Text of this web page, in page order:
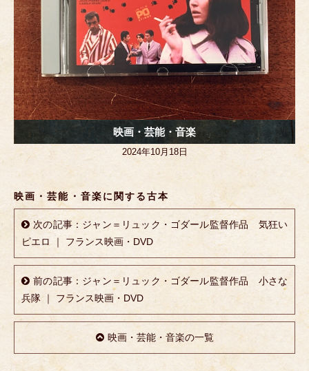
映画・芸能・音楽
2024年10月18日
映画・芸能・音楽に関する古本
次の記事：ジャン＝リュック・ゴダール監督作品 気狂い
ピエロ ｜ フランス映画・DVD
前の記事：ジャン＝リュック・ゴダール監督作品 小さな
兵隊 ｜ フランス映画・DVD
映画・芸能・音楽の一覧